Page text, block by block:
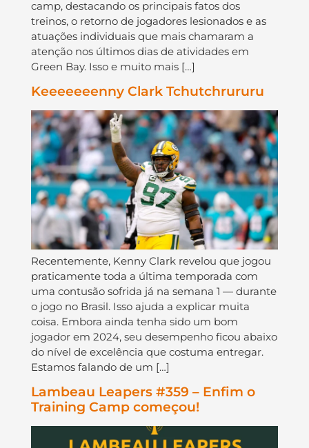
camp, destacando os principais fatos dos
treinos, o retorno de jogadores lesionados e as
atuações individuais que mais chamaram a
atenção nos últimos dias de atividades em
Green Bay. Isso e muito mais […]
Keeeeeeenny Clark Tchutchrururu
Recentemente, Kenny Clark revelou que jogou
praticamente toda a última temporada com
uma contusão sofrida já na semana 1 — durante
o jogo no Brasil. Isso ajuda a explicar muita
coisa. Embora ainda tenha sido um bom
jogador em 2024, seu desempenho ficou abaixo
do nível de excelência que costuma entregar.
Estamos falando de um […]
Lambeau Leapers #359 – Enfim o
Training Camp começou!